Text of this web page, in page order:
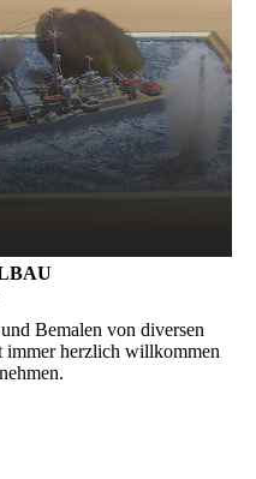
Bemalen von diversen
immer herzlich willkommen